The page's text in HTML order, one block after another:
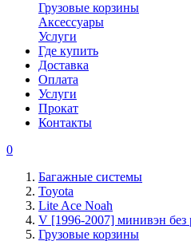
Грузовые корзины
Аксессуары
Услуги
Где купить
Доставка
Оплата
Услуги
Прокат
Контакты
0
Багажные системы
Toyota
Lite Ace Noah
V [1996-2007] минивэн без
Грузовые корзины